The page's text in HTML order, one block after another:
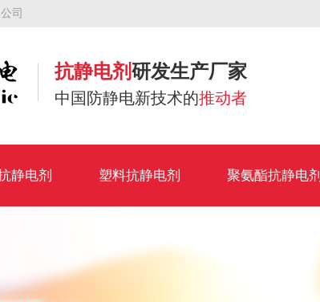
司
抗静电剂研发生产厂家
中国防静电新技术的推动者
静电剂 塑料抗静电剂 聚氨酯抗静电剂